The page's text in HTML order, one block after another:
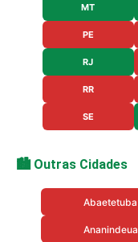
MT
PE
RJ
RR
SE
🏙️ Outras Cidades
Abaetetuba
Ananindeua